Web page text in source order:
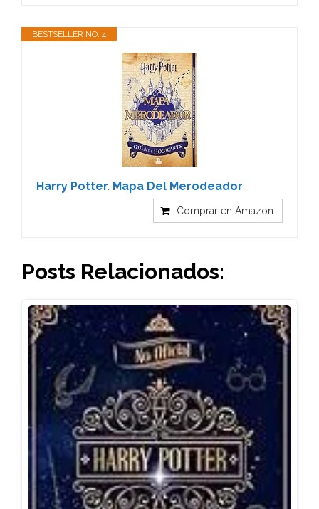
BESTSELLER NO. 4
Harry Potter. Mapa Del Merodeador
Comprar en Amazon
Posts Relacionados: